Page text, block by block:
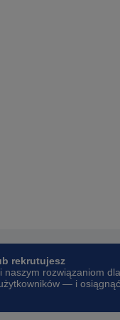
rekrutujesz
naszym rozwiązaniom dla
— i osiągnąć